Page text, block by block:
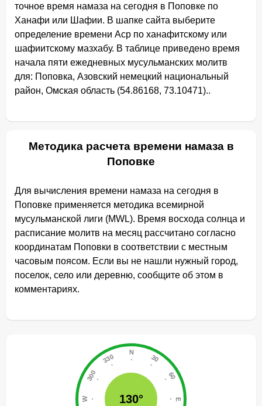
точное время намаза на сегодня в Поповке по
Ханафи или Шафии. В шапке сайта выберите
определение времени Аср по ханафитскому или
шафиитскому мазхабу. В таблице приведено время
начала пяти ежедневных мусульманских молитв
для: Поповка, Азовский немецкий национальный
район, Омская область (54.86168, 73.10471)..
Методика расчета времени намаза в
Поповке
Для вычисления времени намаза на сегодня в
Поповке применяется методика всемирной
мусульманской лиги (MWL). Время восхода солнца и
расписание молитв на месяц рассчитано согласно
координатам Поповки в соответствии с местным
часовым поясом. Если вы не нашли нужный город,
поселок, село или деревню, сообщите об этом в
комментариях.
130°